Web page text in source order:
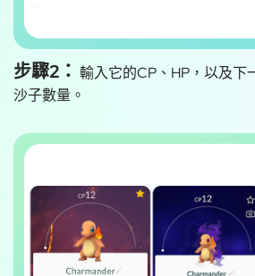
步驟2： 輸入它的CP、HP，以及下
沙子數量。